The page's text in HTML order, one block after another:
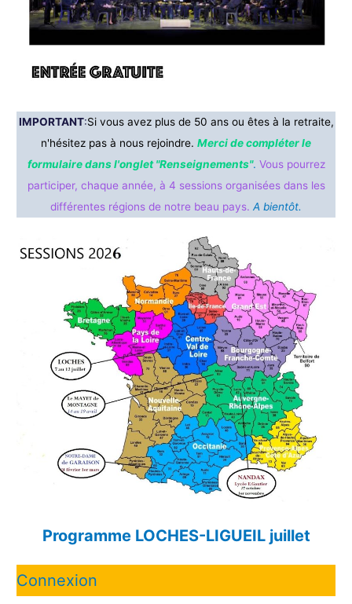
IMPORTANT:Si vous avez plus de 50 ans ou êtes à la retraite,
n'hésitez pas à nous rejoindre. Merci de compléter le
formulaire dans l'onglet "Renseignements". Vous pourrez
participer, chaque année, à 4 sessions organisées dans les
différentes régions de notre beau pays. A bientôt.
Programme LOCHES-LIGUEIL juillet
Connexion